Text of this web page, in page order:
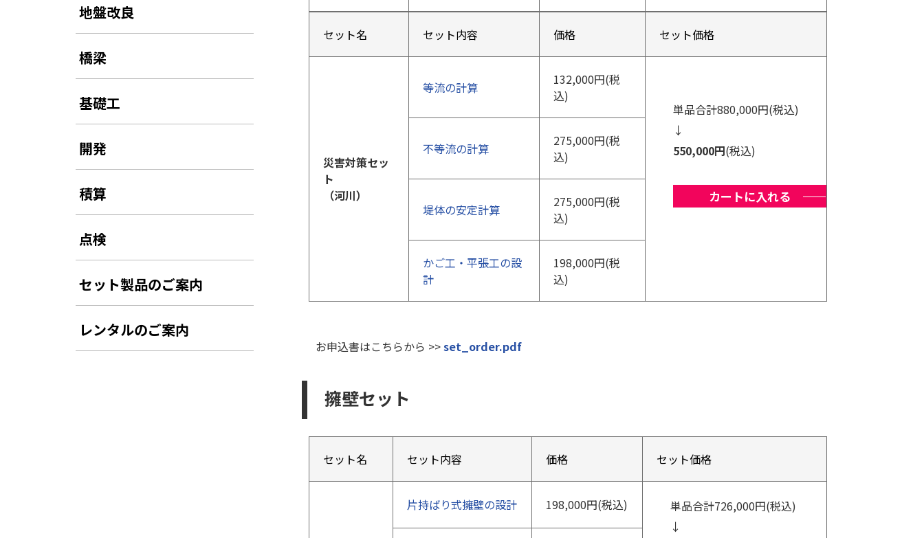
セット名 セット内容 価格 セット価格
災害対策セッ
ト
（河川）
等流の計算
132,000円(税
込)
単品合計880,000円(税込)
↓
550,000円(税込)
カートに入れる
不等流の計算
275,000円(税
込)
堤体の安定計算
275,000円(税
込)
かご工・平張工の設
計
198,000円(税
込)
お申込書はこちらから >>set_order.pdf
擁壁セット
セット名 セット内容 価格 セット価格
片持ばり式擁壁の設計 198,000円(税込)
単品合計726,000円(税込)
↓
地盤改良
橋梁
基礎工
開発
積算
点検
セット製品のご案内
レンタルのご案内